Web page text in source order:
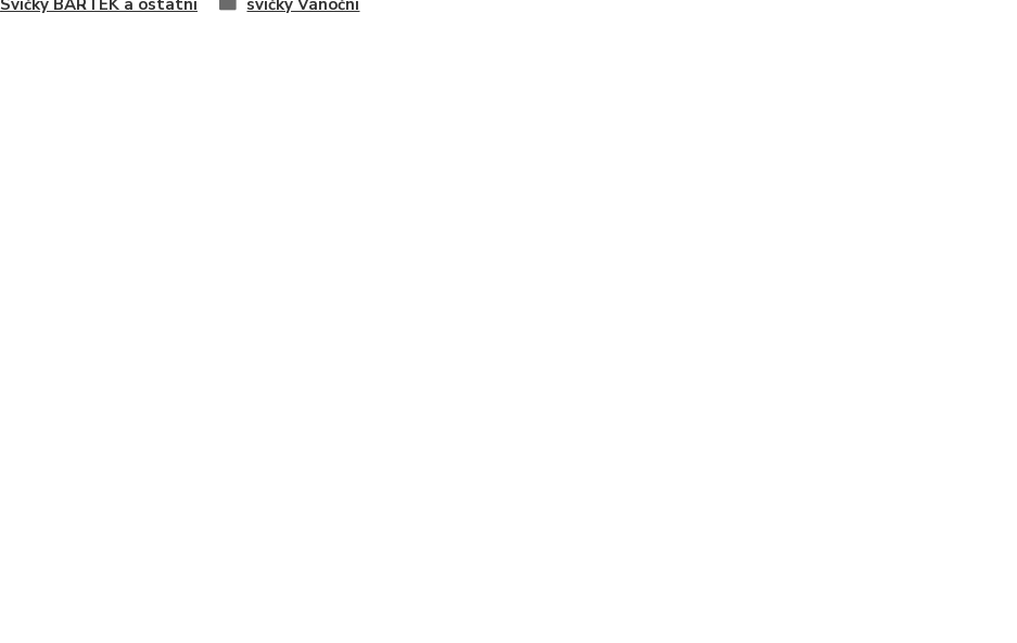
Svíčky BARTEK a ostatní svíčky Vánoční